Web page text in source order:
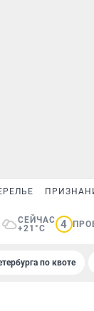
СЕЙЧАС
+21°C
4
по квоте